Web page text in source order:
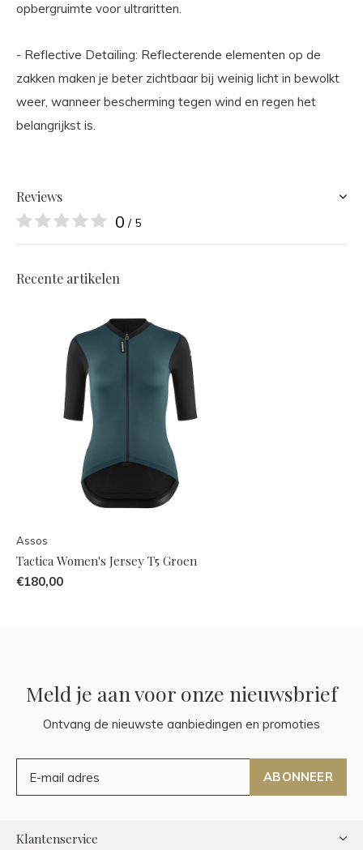
opbergruimte voor ultraritten.
- Reflective Detailing: Reflecterende elementen op de
zakken maken je beter zichtbaar bij weinig licht in bewolkt
weer, wanneer bescherming tegen wind en regen het
belangrijkst is.
Reviews
0 / 5
Recente artikelen
Assos
Tactica Women's Jersey T5 Groen
€180,00
Meld je aan voor onze nieuwsbrief
Ontvang de nieuwste aanbiedingen en promoties
ABONNEER
Klantenservice